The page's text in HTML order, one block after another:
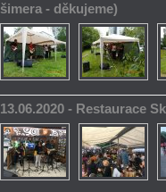
šimera - děkujeme)
13.06.2020 - Restaurace